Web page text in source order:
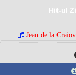
Hit-ul
Jean de la